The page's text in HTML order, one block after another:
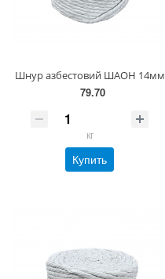
Шнур азбестовий ШАОН 14мм
79.70
кг
Купить